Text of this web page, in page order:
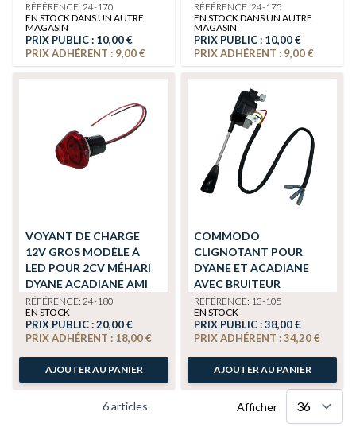
RÉFÉRENCE: 24-170
EN STOCK DANS UN AUTRE
MAGASIN
PRIX PUBLIC : 10,00 €
PRIX ADHÉRENT : 9,00 €
RÉFÉRENCE: 24-175
EN STOCK DANS UN AUTRE
MAGASIN
PRIX PUBLIC : 10,00 €
PRIX ADHÉRENT : 9,00 €
VOYANT DE CHARGE
12V GROS MODÈLE À
LED POUR 2CV MÉHARI
DYANE ACADIANE AMI
RÉFÉRENCE: 24-180
EN STOCK
PRIX PUBLIC :20,00 €
PRIX ADHÉRENT : 18,00 €
AJOUTER AU PANIER
COMMODO
CLIGNOTANT POUR
DYANE ET ACADIANE
AVEC BRUITEUR
RÉFÉRENCE: 13-105
EN STOCK
PRIX PUBLIC :38,00 €
PRIX ADHÉRENT :34,20 €
AJOUTER AU PANIER
6articles Afficher